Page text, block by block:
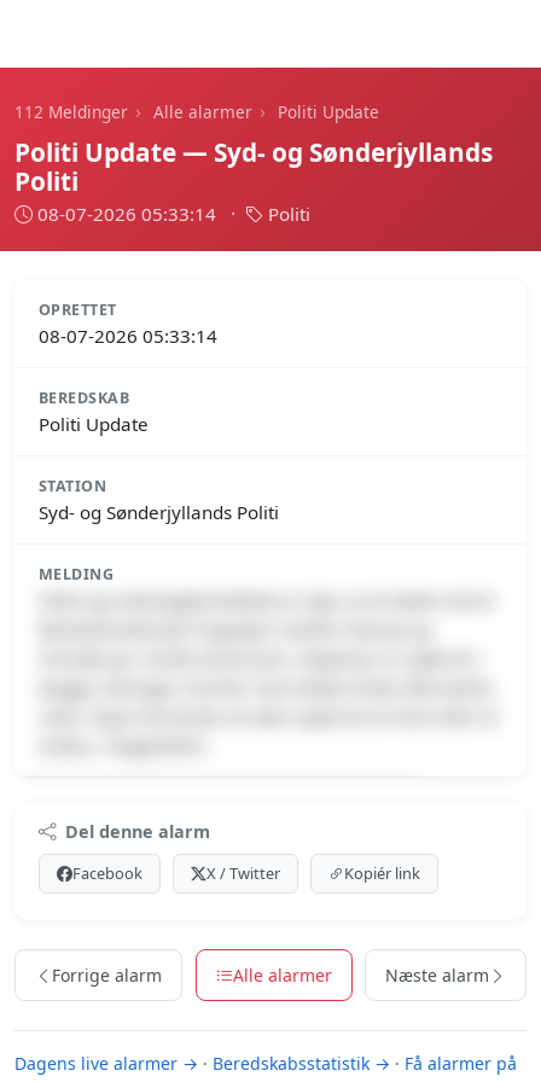
112 Meldinger › Alle alarmer › Politi Update
Politi Update — Syd- og Sønderjyllands
Politi
08-07-2026 05:33:14 · Politi
OPRETTET
08-07-2026 05:33:14
BEREDSKAB
Politi Update
STATION
Syd- og Sønderjyllands Politi
MELDING
Premium indhold
Log ind med Premium for at se meldingen.
Se Premium-muligheder
Del denne alarm
Facebook X / Twitter Kopiér link
Forrige alarm Alle alarmer Næste alarm
Dagens live alarmer → · Beredskabsstatistik → · Få alarmer på